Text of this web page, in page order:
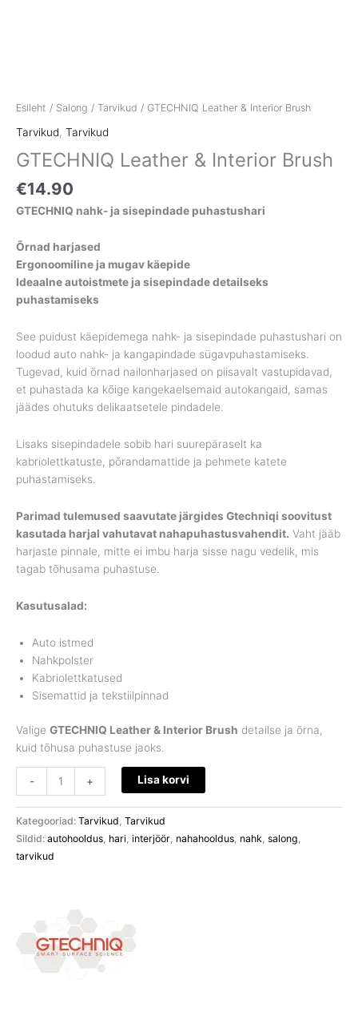
Esileht / Salong / Tarvikud / GTECHNIQ Leather & Interior Brush
Tarvikud Tarvikud
GTECHNIQ Leather & Interior Brush
€14.90
GTECHNIQ nahk- ja sisepindade puhastushari
Õrnad harjased
Ergonoomiline ja mugav käepide
Ideaalne autoistmete ja sisepindade detailseks
puhastamiseks
See puidust käepidemega nahk- ja sisepindade puhastushari on
loodud auto nahk- ja kangapindade sügavpuhastamiseks.
Tugevad, kuid õrnad nailonharjased on piisavalt vastupidavad,
et puhastada ka kõige kangekaelsemaid autokangaid, samas
jäädes ohutuks delikaatsetele pindadele.
Lisaks sisepindadele sobib hari suurepäraselt ka
kabriolettkatuste, põrandamattide ja pehmete katete
puhastamiseks.
Parimad tulemused saavutate järgides Gtechniqi soovitust
kasutada harjal vahutavat nahapuhastusvahendit. Vaht jääb
harjaste pinnale, mitte ei imbu harja sisse nagu vedelik, mis
tagab tõhusama puhastuse.
Kasutusalad:
Auto istmed
Nahkpolster
Kabriolettkatused
Sisemattid ja tekstiilpinnad
Valige GTECHNIQ Leather & Interior Brush detailse ja õrna,
kuid tõhusa puhastuse jaoks.
- + Lisa korvi
Kategooriad: Tarvikud, Tarvikud
Sildid: autohooldus, hari, interjöör, nahahooldus, nahk, salong,
tarvikud